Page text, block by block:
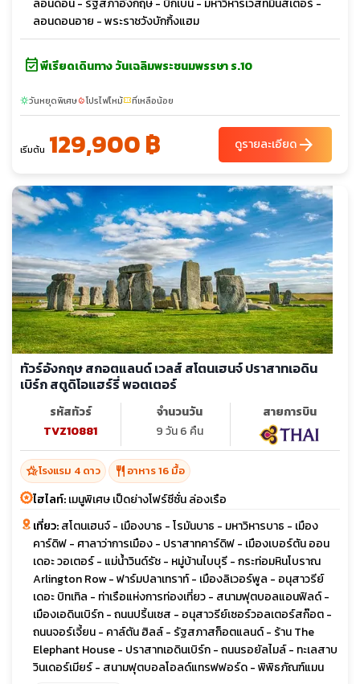
ลอนดอน - รัฐสภาอังกฤษ - บิ๊กเบน - มหาวิหารเวสทมินส์เตอร์ -
ลอนดอนอาย - พระราชวังบักกิ้งแฮม
event_availableพีเรียดเดินทาง วันเฉลิมพระชนมพรรษา ร.10
sunnyวันหยุดพิเศษlocal_fire_departmentโปรไฟไหม้confirmation_numberที่เหลือน้อย
เริ่มต้น 129,900 ฿ ดูรายละเอียดarrow_forward
ทัวร์อังกฤษ สกอตแลนด์ เวลส์ สโตนเฮนจ์ ปราสาทเอดิน
เบิร์ก สตูดิโอแฮร์รี่ พอตเตอร์
รหัสทัวร์
TVZ10881
จำนวนวัน
9 วัน 6 คืน
สายการบิน
hotel_classโรงแรม 4 ดาว restaurant อาหาร 16 มื้อ
ไฮไลท์:เมนูพิเศษ เป็ดย่างโฟร์ซีซั่น ล่องเรือ
เที่ยว:สโตนเฮนจ์ - เมืองบาธ - โรมันบาธ - มหาวิหารบาธ - เมือง
คาร์ดิฟ - ศาลาว่าการเมือง - ปราสาทคาร์ดิฟ - เมืองเบอร์ตัน ออน
เดอะ วอเตอร์ - แม่น้ำวินด์รัช - หมู่บ้านไบบุรี - กระท่อมหินโบราณ
Arlington Row - ฟาร์มปลาเทราท์ - เมืองลิเวอร์พูล - อนุสาวรีย์
เดอะ บิทเทิล - ท่าเรือแห่งการท่องเที่ยว - สนามฟุตบอลแอนฟิลด์ -
เมืองเอดินเบิร์ก - ถนนปริ้นเซส - อนุสาวรีย์เซอร์วอลเตอร์สก๊อต -
ถนนจอร์เจี้ยน - คาล์ตัน ฮิลล์ - รัฐสภาสก็อตแลนด์ - ร้าน The
Elephant House - ปราสาทเอดินเบิร์ก - ถนนรอยัลไมล์ - ทะเลสาบ
วินเดอร์เมียร์ - สนามฟุตบอลโอลด์แทรฟฟอร์ด - พิพิธภัณฑ์แมน